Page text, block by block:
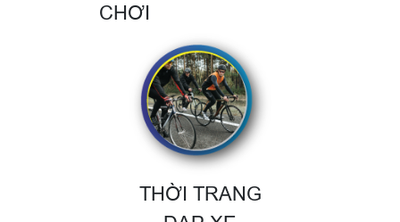
CHƠI
THỜI TRANG